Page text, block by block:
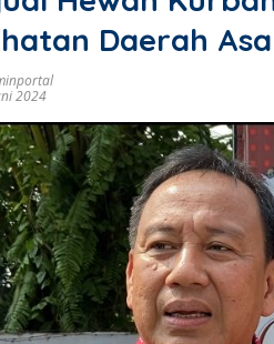
Daerah
2024